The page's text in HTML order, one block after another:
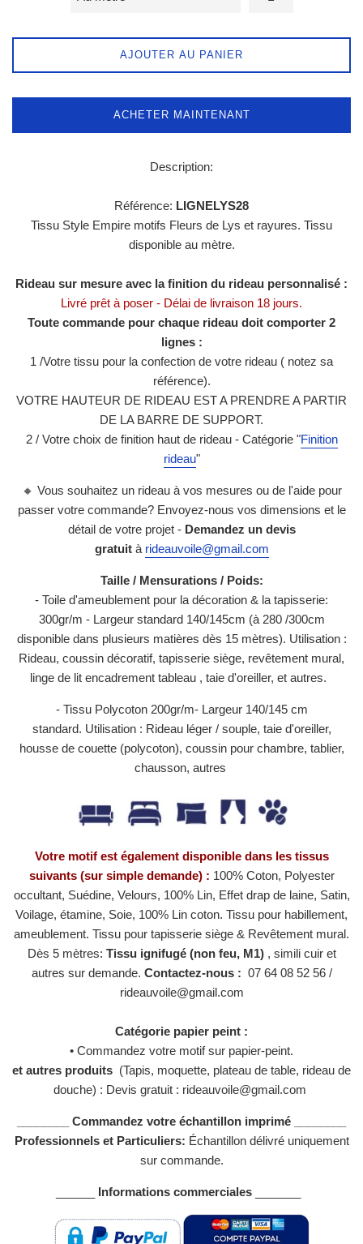
AJOUTER AU PANIER
ACHETER MAINTENANT
Description:
Référence: LIGNELYS28
Tissu Style Empire motifs Fleurs de Lys et rayures. Tissu
disponible au mètre.
Rideau sur mesure avec la finition du rideau personnalisé :
Livré prêt à poser - Délai de livraison 18 jours.
Toute commande pour chaque rideau doit comporter 2
lignes :
1 /Votre tissu pour la confection de votre rideau ( notez sa
référence).
VOTRE HAUTEUR DE RIDEAU EST A PRENDRE A PARTIR
DE LA BARRE DE SUPPORT.
2 / Votre choix de finition haut de rideau - Catégorie "Finition
rideau"
🔸 Vous souhaitez un rideau à vos mesures ou de l'aide pour
passer votre commande? Envoyez-nous vos dimensions et le
détail de votre projet - Demandez un devis
gratuit à rideauvoile@gmail.com
Taille / Mensurations / Poids:
- Toile d'ameublement pour la décoration & la tapisserie:
300gr/m - Largeur standard 140/145cm (à 280 /300cm
disponible dans plusieurs matières dès 15 mètres). Utilisation :
Rideau, coussin décoratif, tapisserie siège, revêtement mural,
linge de lit encadrement tableau , taie d'oreiller, et autres.
- Tissu Polycoton 200gr/m- Largeur 140/145 cm
standard. Utilisation : Rideau léger / souple, taie d'oreiller,
housse de couette (polycoton), coussin pour chambre, tablier,
chausson, autres
Votre motif est également disponible dans les tissus
suivants (sur simple demande) : 100% Coton, Polyester
occultant, Suédine, Velours, 100% Lin, Effet drap de laine, Satin,
Voilage, étamine, Soie, 100% Lin coton. Tissu pour habillement,
ameublement. Tissu pour tapisserie siège & Revêtement mural.
Dès 5 mètres: Tissu ignifugé (non feu, M1), simili cuir et
autres sur demande. Contactez-nous : 07 64 08 52 56 /
rideauvoile@gmail.com
Catégorie papier peint :
• Commandez votre motif sur papier-peint.
et autres produits (Tapis, moquette, plateau de table, rideau de
douche) : Devis gratuit : rideauvoile@gmail.com
________ Commandez votre échantillon imprimé ________
Professionnels et Particuliers: Échantillon délivré uniquement
sur commande.
Informations commerciales